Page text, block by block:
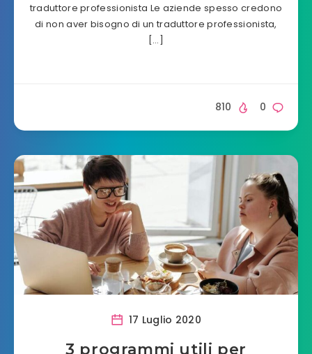
traduttore professionista Le aziende spesso credono
di non aver bisogno di un traduttore professionista,
[…]
0
810
17 Luglio 2020
3 programmi utili per